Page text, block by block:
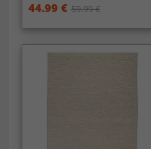
44.99 € 59.99 €